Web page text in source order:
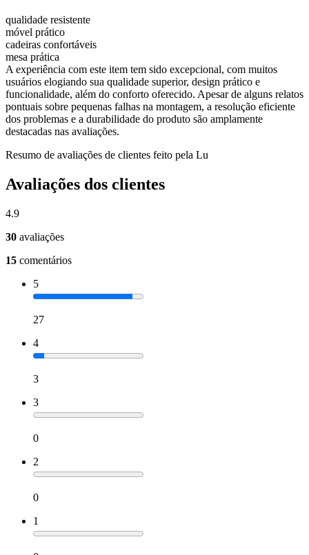
qualidade resistente
móvel prático
cadeiras confortáveis
mesa prática
A experiência com este item tem sido excepcional, com muitos
usuários elogiando sua qualidade superior, design prático e
funcionalidade, além do conforto oferecido. Apesar de alguns relatos
pontuais sobre pequenas falhas na montagem, a resolução eficiente
dos problemas e a durabilidade do produto são amplamente
destacadas nas avaliações.
Resumo de avaliações de clientes feito pela Lu
Avaliações dos clientes
4.9
30 avaliações
15 comentários
5
27
4
3
3
0
2
0
1